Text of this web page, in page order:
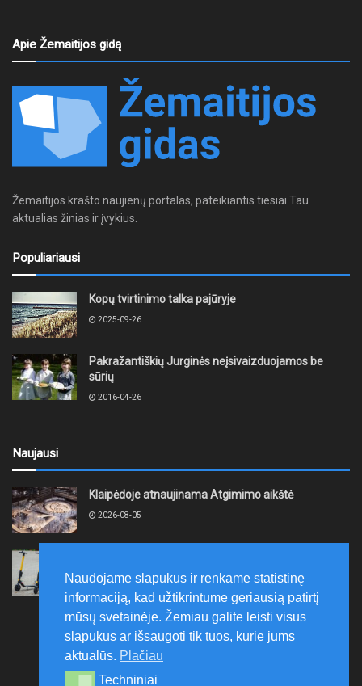
Apie Žemaitijos gidą
Žemaitijos krašto naujienų portalas, pateikiantis tiesiai Tau
aktualias žinias ir įvykius.
Populiariausi
Kopų tvirtinimo talka pajūryje
2025-09-26
Pakražantiškių Jurginės neįsivaizduojamos be
sūrių
2016-04-26
Naujausi
Klaipėdoje atnaujinama Atgimimo aikštė
2026-08-05
ruošiasi paminėti Tarptautinę jaunimo dieną
2026-08-05
Naudojame slapukus ir renkame statistinę
informaciją, kad užtikrintume geriausią patirtį
mūsų svetainėje. Žemiau galite leisti visus
slapukus ar išsaugoti tik tuos, kurie jums
aktualūs. Plačiau
Techniniai
Techniniai